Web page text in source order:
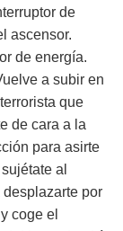
de
ascensor.
de energía.
a subir en
que
de cara a la
para asirte
al
por
coge el